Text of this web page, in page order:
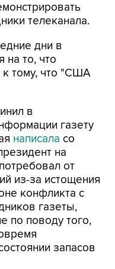
телеканала.
дни в
на то, что
к тому, что "США
в
газету
написала со
на
от
из-за истощения
конфликта с
газеты,
по поводу того,
запасов